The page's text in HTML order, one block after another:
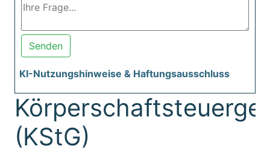
Senden
KI-Nutzungshinweise & Haftungsausschluss
(KStG)